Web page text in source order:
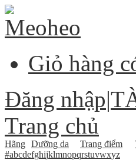
Giỏ hàng
Đăng nhập|
Trang chủ
Hãng Dưỡng da Trang điểm
#abcdefghijklmnopqrstuvwxyz